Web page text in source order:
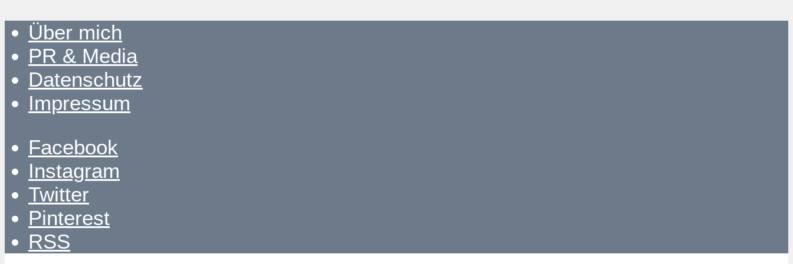
Über mich
PR & Media
Datenschutz
Impressum
Facebook
Instagram
Twitter
Pinterest
RSS